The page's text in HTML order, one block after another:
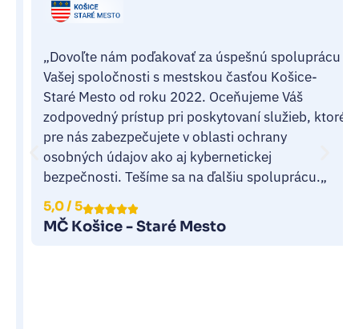
Dovoľte nám poďakovať za úspešnú spoluprácu
Vašej spoločnosti s mestskou časťou Košice-
Staré Mesto od roku 2022. Oceňujeme Váš
zodpovedný prístup pri poskytovaní služieb, ktoré
pre nás zabezpečujete v oblasti ochrany
osobných údajov ako aj kybernetickej
bezpečnosti. Tešíme sa na ďalšiu spoluprácu.„
5,0 / 5
MČ Košice - Staré Mesto